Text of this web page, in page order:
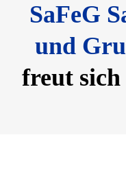
SaFeG
und
freut